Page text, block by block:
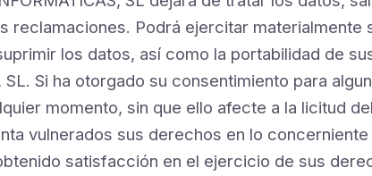
reclamaciones. Podrá ejercitar materialmente
los datos, así como la portabilidad de
SL. Si ha otorgado su consentimiento para
momento, sin que ello afecte a la licitud
vulnerados sus derechos en lo
satisfacción en el ejercicio de sus